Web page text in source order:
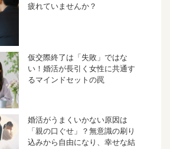
疲れていませんか？
仮交際終了は「失敗」ではな
い！婚活が長引く女性に共通す
るマインドセットの罠
婚活がうまくいかない原因は
「親の口ぐせ」？無意識の刷り
込みから自由になり、幸せな結